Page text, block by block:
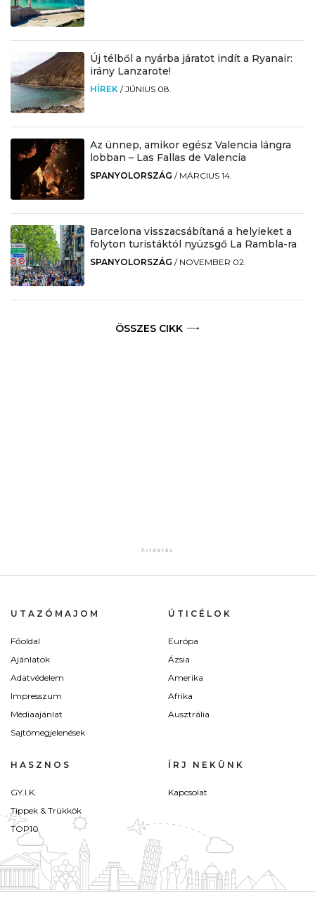
Új télből a nyárba járatot indít a Ryanair:
irány Lanzarote!
HÍREK /JÚNIUS 08.
Az ünnep, amikor egész Valencia lángra
lobban – Las Fallas de Valencia
SPANYOLORSZÁG / MÁRCIUS 14.
Barcelona visszacsábítaná a helyieket a
folyton turistáktól nyüzsgő La Rambla-ra
SPANYOLORSZÁG / NOVEMBER 02.
ÖSSZES CIKK
UTAZÓMAJOM
Főoldal
Ajánlatok
Adatvédelem
Impresszum
Médiaajánlat
Sajtómegjelenések
ÚTICÉLOK
Európa
Ázsia
Amerika
Afrika
Ausztrália
HASZNOS
GY.I.K.
Tippek & Trükkök
TOP10
ÍRJ NEKÜNK
Kapcsolat